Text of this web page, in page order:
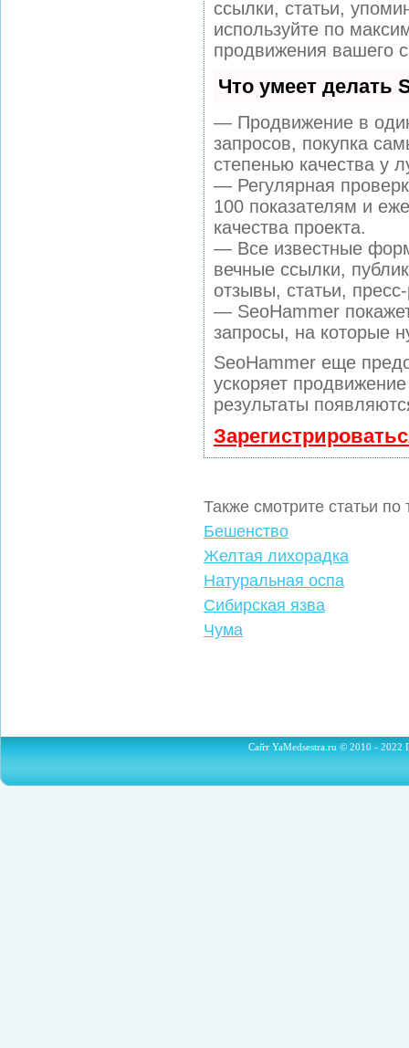
ссылки, статьи,
используйте по
продвижения вашего
Что умеет делать
— Продвижение в
запросов, покупка
степенью качества у
— Регулярная
100 показателям и
качества проекта.
— Все известные
вечные ссылки,
отзывы, статьи,
— SeoHammer
запросы, на которые
SeoHammer еще
ускоряет
результаты
Также смотрите статьи
Бешенство
Желтая лихорадка
Натуральная оспа
Сибирская язва
Чума
Сайт YaMedsestra.ru © 2010 - 2022